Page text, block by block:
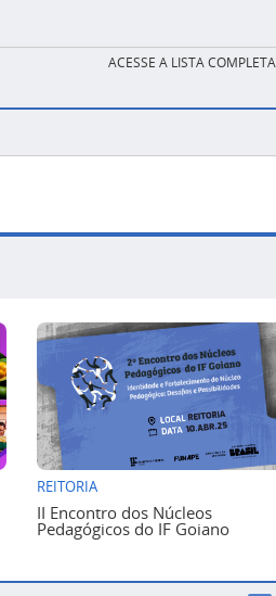
ACESSE A LISTA COMPLETA
REITORIA
II Encontro dos Núcleos
Pedagógicos do IF Goiano